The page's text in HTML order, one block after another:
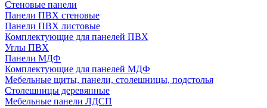
Стеновые панели
Панели ПВХ стеновые
Панели ПВХ листовые
Комплектующие для панелей ПВХ
Углы ПВХ
Панели МДФ
Комплектующие для панелей МДФ
Мебельные щиты, панели, столешницы, подстолья
Столешницы деревянные
Мебельные панели ЛДСП